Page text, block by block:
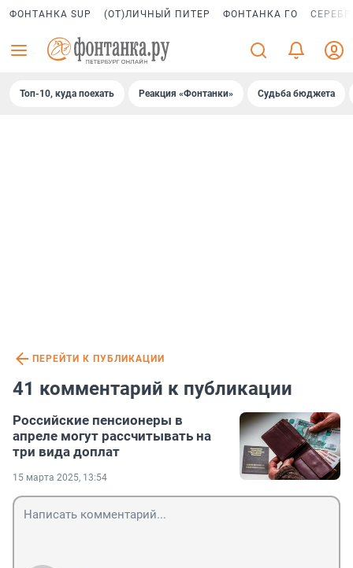
ФОНТАНКА SUP (ОТ)ЛИЧНЫЙ ПИТЕР ФОНТАНКА ГО
Топ-10, куда поехать Реакция «Фонтанки» Судьба бюджета
ПЕРЕЙТИ К ПУБЛИКАЦИИ
41 комментарий к публикации
Российские пенсионеры в
апреле могут рассчитывать на
три вида доплат
15 марта 2025, 13:54